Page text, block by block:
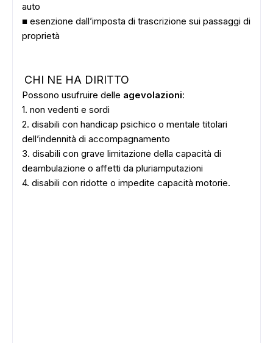
auto
■ esenzione dall’imposta di trascrizione sui passaggi di
proprietà
CHI NE HA DIRITTO
Possono usufruire delle agevolazioni:
1. non vedenti e sordi
2. disabili con handicap psichico o mentale titolari
dell’indennità di accompagnamento
3. disabili con grave limitazione della capacità di
deambulazione o affetti da pluriamputazioni
4. disabili con ridotte o impedite capacità motorie.